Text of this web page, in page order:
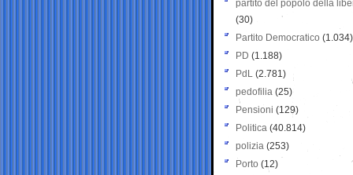
partito del popolo della
(30)
Partito Democratico (1.034)
PD (1.188)
PdL (2.781)
pedofilia (25)
Pensioni (129)
Politica (40.814)
polizia (253)
Porto (12)